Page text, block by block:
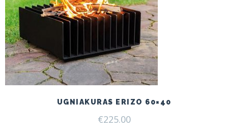
UGNIAKURAS ERIZO 60×40
€225.00